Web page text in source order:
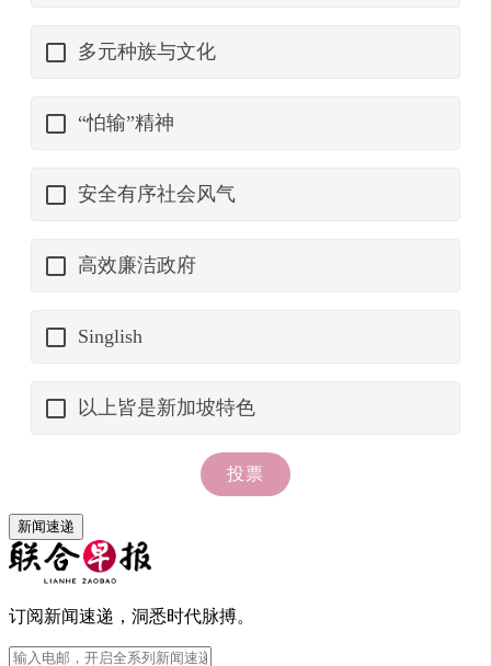
新闻速递
订阅新闻速递，洞悉时代脉搏。